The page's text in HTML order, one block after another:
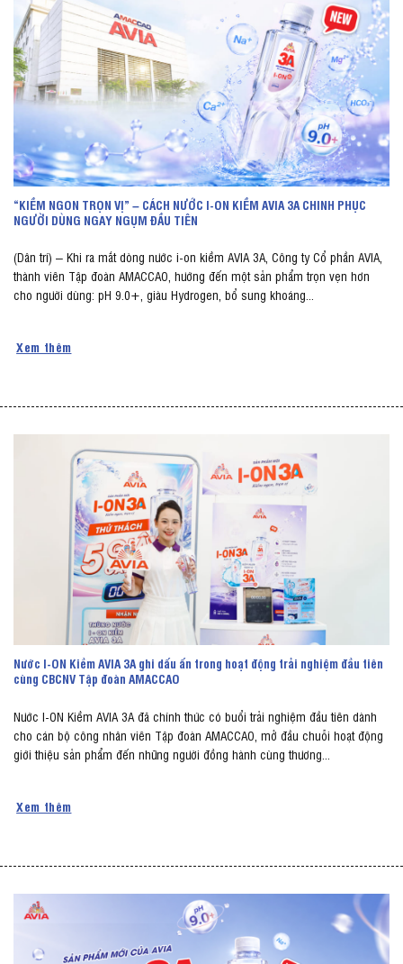
“KIỀM NGON TRỌN VỊ” – CÁCH NƯỚC I-ON KIỀM AVIA 3A CHINH PHỤC
NGƯỜI DÙNG NGAY NGỤM ĐẦU TIÊN
(Dân trí) – Khi ra mắt dòng nước i-on kiềm AVIA 3A, Công ty Cổ phần AVIA,
thành viên Tập đoàn AMACCAO, hướng đến một sản phẩm trọn vẹn hơn
cho người dùng: pH 9.0+, giàu Hydrogen, bổ sung khoáng...
Xem thêm
Nước I-ON Kiềm AVIA 3A ghi dấu ấn trong hoạt động trải nghiệm đầu tiên
cùng CBCNV Tập đoàn AMACCAO
Nước I-ON Kiềm AVIA 3A đã chính thức có buổi trải nghiệm đầu tiên dành
cho cán bộ công nhân viên Tập đoàn AMACCAO, mở đầu chuỗi hoạt động
giới thiệu sản phẩm đến những người đồng hành cùng thương...
Xem thêm